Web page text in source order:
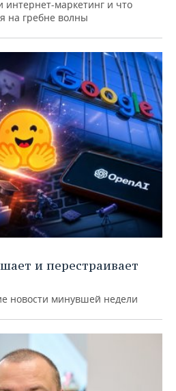
интернет-маркетинг и что
на гребне волны
и перестраивает
новости минувшей недели